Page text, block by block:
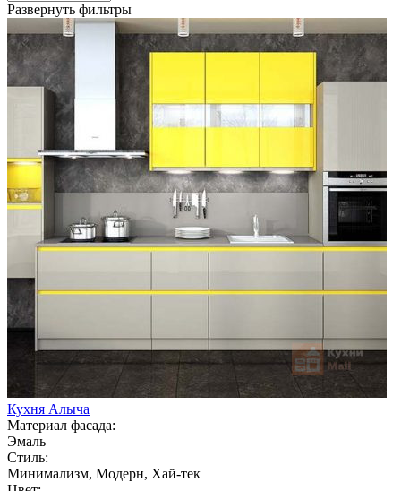
Развернуть фильтры
Кухня Алыча
Материал фасада:
Эмаль
Стиль:
Минимализм, Модерн, Хай-тек